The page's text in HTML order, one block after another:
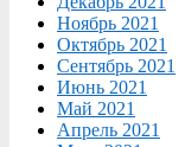
Ноябрь 2021
Октябрь 2021
Сентябрь 2021
Июнь 2021
Май 2021
Апрель 2021